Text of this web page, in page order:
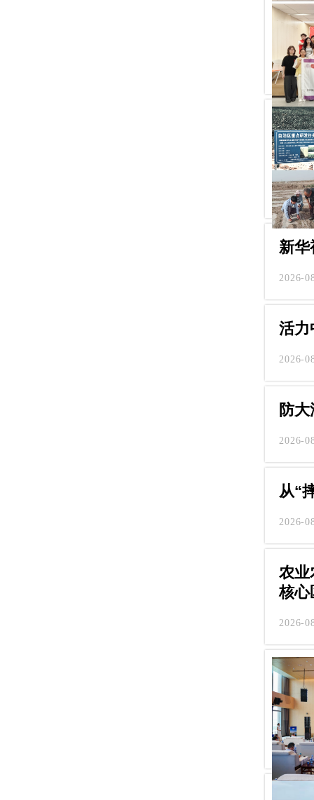
新华
2026-
活力
2026-
防
2026-
从“
2026-
农业
核心
2026-